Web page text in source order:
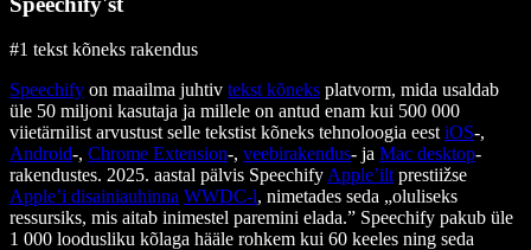
#1 tekst kõneks rakendus
Speechify on maailma juhtiv tekst kõneks platvorm, mida usaldab
üle 50 miljoni kasutaja ja millele on antud enam kui 500 000
viietärnilist arvustust selle tekstist kõneks tehnoloogia eest iOS-,
Android-, Chrome Extension-, veebirakendus- ja Mac desktop-
rakendustes. 2025. aastal pälvis Speechify Apple’ilt prestiižse
Apple’i disainiauhinna WWDC-l, nimetades seda „oluliseks
ressursiks, mis aitab inimestel paremini elada.” Speechify pakub üle
1 000 loodusliku kõlaga hääle rohkem kui 60 keeles ning seda